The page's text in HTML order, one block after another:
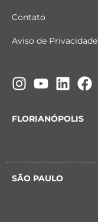
Contato
Aviso de Privacidade
FLORIANÓPOLIS
SÃO PAULO